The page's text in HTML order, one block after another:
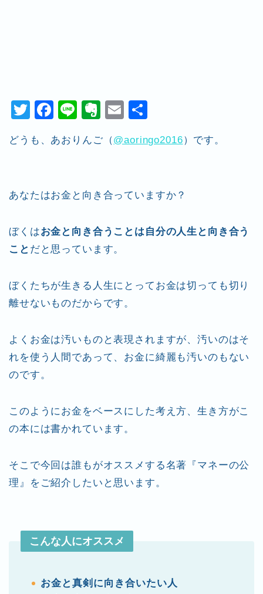
T
tt
F
c
o
o
k
Li
e
E
er
ot
e
E
ai
どうも、あおりんご（@aoringo2016）です。
あなたはお金と向き合っていますか？
ぼくはお金と向き合うことは自分の人生と向き合う
こと だと思っています。
ぼくたちが生きる人生にとってお金は切っても切り
離せないものだからです。
よくお金は汚いものと表現されますが、汚いのはそ
れを使う人間であって、お金に綺麗も汚いのもない
のです。
このようにお金をベースにした考え方、生き方がこ
の本には書かれています。
そこで今回は誰もがオススメする名著『マネーの公
理』をご紹介したいと思います。
こんな人にオススメ
お金と真剣に向き合いたい人